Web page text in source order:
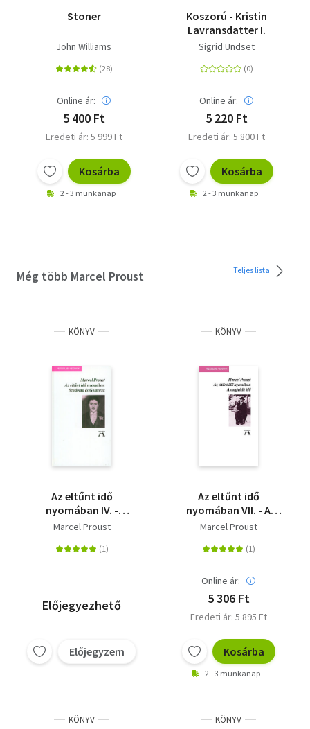
Stoner
John Williams
Online ár:
5 400 Ft
Eredeti ár: 5 999 Ft
Kosárba
2 - 3 munkanap
Koszorú - Kristin
Lavransdatter I.
Sigrid Undset
Online ár:
5 220 Ft
Eredeti ár: 5 800 Ft
Kosárba
2 - 3 munkanap
Még több Marcel Proust Teljes lista
KÖNYV
Az eltűnt idő
nyomában IV. -
Szodoma és Gomorra
Marcel Proust
Előjegyezhető
Előjegyzem
KÖNYV
Az eltűnt idő
nyomában VII. - A
megtalált idő
Marcel Proust
Online ár:
5 306 Ft
Eredeti ár: 5 895 Ft
Kosárba
2 - 3 munkanap
KÖNYV KÖNYV